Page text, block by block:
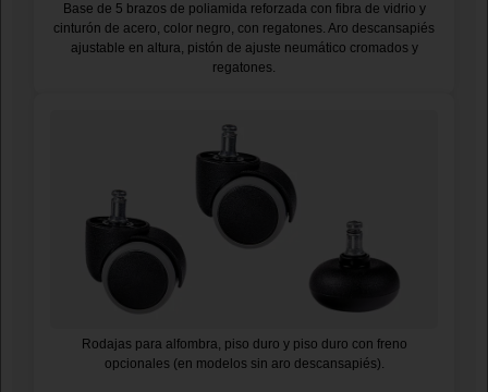
Base de 5 brazos de poliamida reforzada con fibra de vidrio y
cinturón de acero, color negro, con regatones. Aro descansapiés
ajustable en altura, pistón de ajuste neumático cromados y
regatones.
Rodajas para alfombra, piso duro y piso duro con freno
opcionales (en modelos sin aro descansapiés).